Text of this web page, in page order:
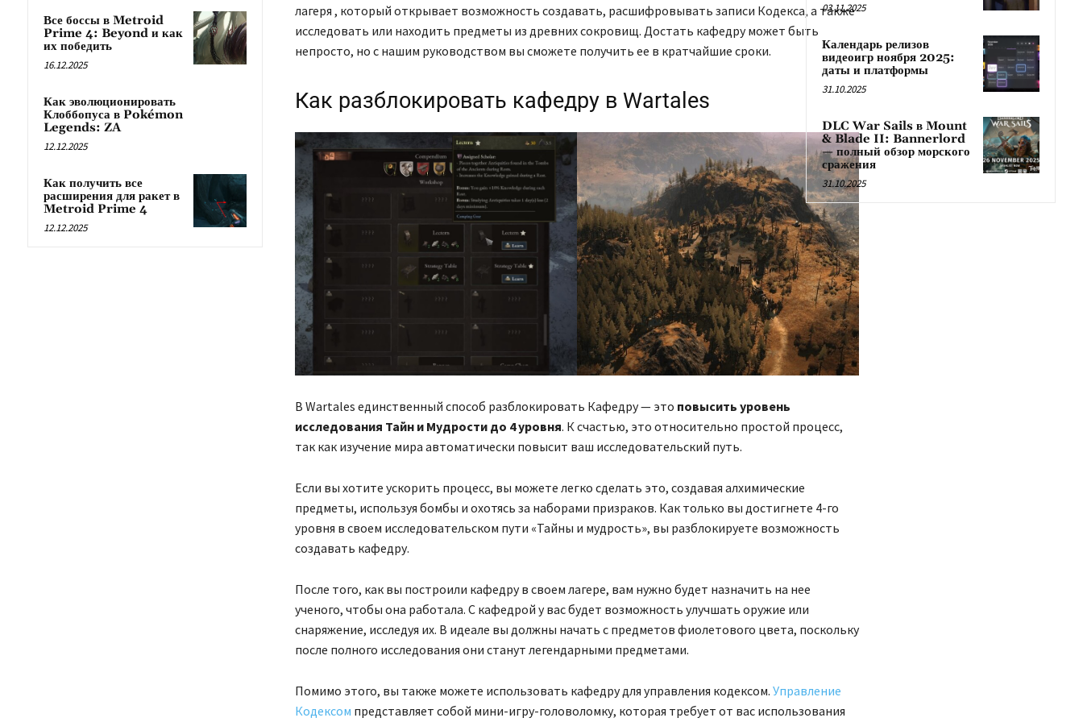
Все боссы в Metroid
Prime 4: Beyond и как
их победить
16.12.2025
Как эволюционировать
Клоббопуса в Pokémon
Legends: ZA
12.12.2025
Как получить все
расширения для ракет в
Metroid Prime 4
12.12.2025
лагеря , который открывает возможность создавать, расшифровывать записи Кодекса, а также
исследовать или находить предметы из древних сокровищ. Достать кафедру может быть
непросто, но с нашим руководством вы сможете получить ее в кратчайшие сроки.
Как разблокировать кафедру в Wartales
В Wartales единственный способ разблокировать Кафедру — это повысить уровень
исследования Тайн и Мудрости до 4 уровня. К счастью, это относительно простой процесс,
так как изучение мира автоматически повысит ваш исследовательский путь.
Если вы хотите ускорить процесс, вы можете легко сделать это, создавая алхимические
предметы, используя бомбы и охотясь за наборами призраков. Как только вы достигнете 4-го
уровня в своем исследовательском пути «Тайны и мудрость», вы разблокируете возможность
создавать кафедру.
После того, как вы построили кафедру в своем лагере, вам нужно будет назначить на нее
ученого, чтобы она работала. С кафедрой у вас будет возможность улучшать оружие или
снаряжение, исследуя их. В идеале вы должны начать с предметов фиолетового цвета, поскольку
после полного исследования они станут легендарными предметами.
Помимо этого, вы также можете использовать кафедру для управления кодексом. Управление
Кодексом представляет собой мини-игру-головоломку, которая требует от вас использования
03.11.2025
Календарь релизов
видеоигр ноября 2025:
даты и платформы
31.10.2025
DLC War Sails в Mount
& Blade II: Bannerlord
— полный обзор морского
сражения
31.10.2025